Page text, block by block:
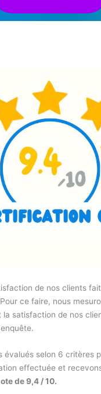
de nos clients
ce faire, nous
la satisfaction de nos
évalués selon 6 critères
effectuée et
de 9,4 / 10.